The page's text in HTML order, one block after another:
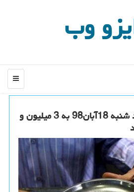
وب
منو
قیمت سكه طرح جدید شنبه 18آبان98 به 3 میلیون و